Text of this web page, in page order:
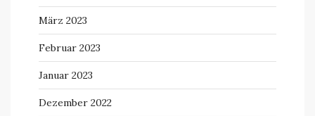
März 2023
Februar 2023
Januar 2023
Dezember 2022